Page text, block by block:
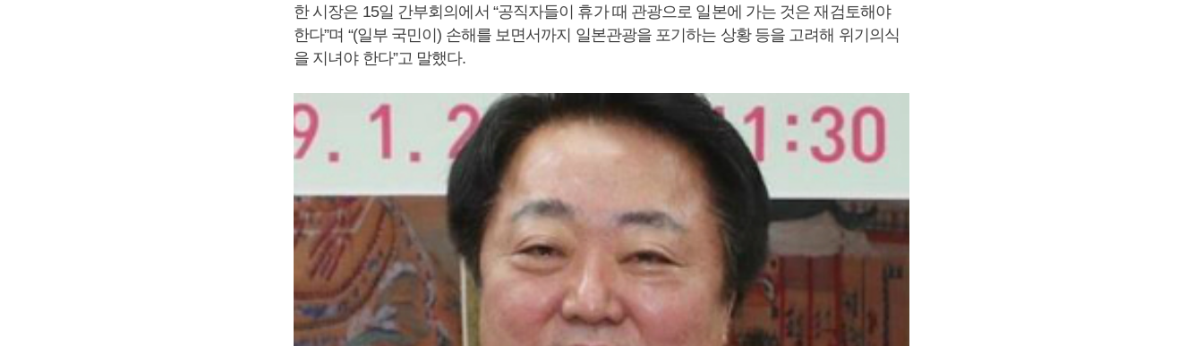
한 시장은 15일 간부회의에서 “공직자들이 휴가 때 관광으로 일본에 가는 것은 재검토해야
한다”며 “(일부 국민이) 손해를 보면서까지 일본관광을 포기하는 상황 등을 고려해 위기의식
을 지녀야 한다”고 말했다.